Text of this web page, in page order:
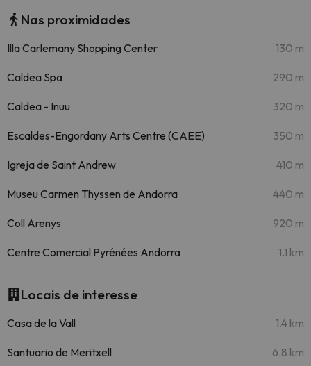
Nas proximidades
Illa Carlemany Shopping Center 130 m
Caldea Spa 290 m
Caldea - Inuu 320 m
Escaldes-Engordany Arts Centre (CAEE) 350 m
Igreja de Saint Andrew 410 m
Museu Carmen Thyssen de Andorra 440 m
Coll Arenys 920 m
Centre Comercial Pyrénées Andorra 1.1 km
Locais de interesse
Casa de la Vall 1.4 km
Santuario de Meritxell 6.8 km